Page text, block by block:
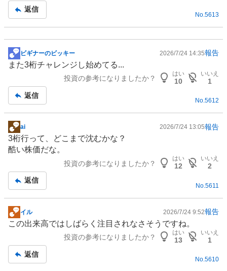
返信
No. 5613
掲
示
事
ビギナーのビッキー 2026/7/24 14:35報告
また3桁チャレンジし始めてる...
投資の参考になりましたか？
はい
10
いいえ
1
返信
No.5612
掲
示
板
ai 2026/7/24 13:05報告
3桁行って、どこまで沈むかな？
酷い株価だな。
投資の参考になりましたか？
はい
12
いいえ
2
返信
No. 5611
掲
示
事
イル 2026/7/24 9:52報告
この出来高ではしばらく注目されなさそうですね。
投資の参考になりましたか？
はい
13
いいえ
1
返信
No.5610